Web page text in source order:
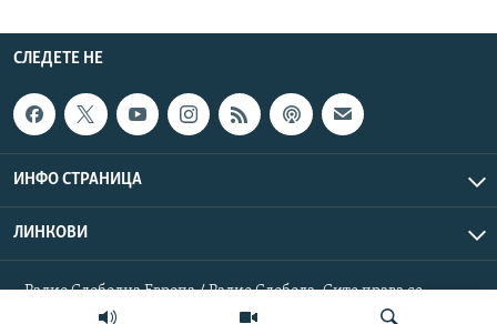
СЛЕДЕТЕ НЕ
ИНФО СТРАНИЦА
ЛИНКОВИ
Радио Слободна Европа / Радио Слобода. Сите права се
резервирани